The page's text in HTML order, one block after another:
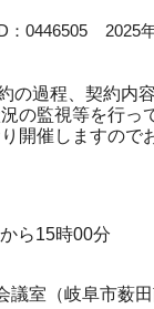
：0446505 2025
の過程、契約内
の監視等を行っ
開催しますので
ら15時00分
（岐阜市薮田